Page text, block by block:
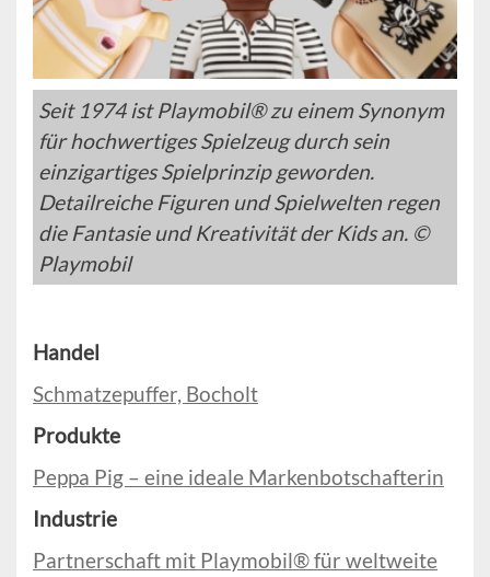
Seit 1974 ist Playmobil® zu einem Synonym
für hochwertiges Spielzeug durch sein
einzigartiges Spielprinzip geworden.
Detailreiche Figuren und Spielwelten regen
die Fantasie und Kreativität der Kids an. ©
Playmobil
Handel
Schmatzepuffer, Bocholt
Produkte
Peppa Pig – eine ideale Markenbotschafterin
Industrie
Partnerschaft mit Playmobil® für weltweite